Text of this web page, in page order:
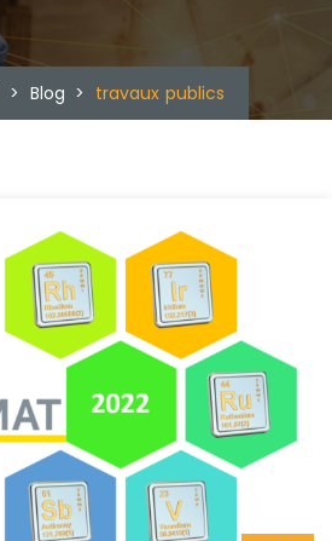
> Blog > travaux publics